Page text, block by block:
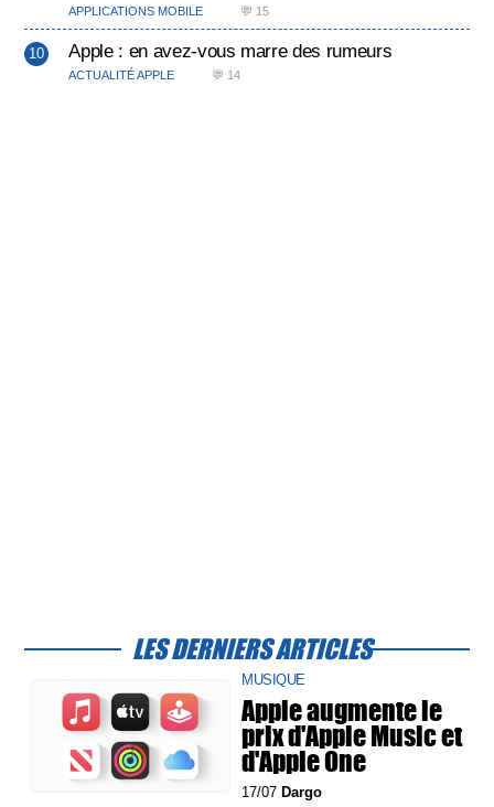
APPLICATIONS MOBILE 💬 15
Apple : en avez-vous marre des rumeurs
ACTUALITÉ APPLE 💬 14
LES DERNIERS ARTICLES
MUSIQUE
Apple augmente le
prix d'Apple Music et
d'Apple One
17/07 Dargo